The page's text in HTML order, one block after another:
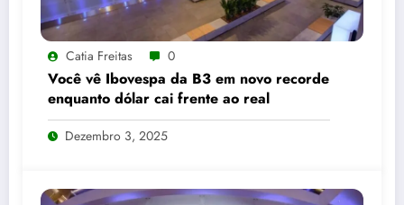
Catia Freitas 0
Você vê Ibovespa da B3 em novo recorde
enquanto dólar cai frente ao real
Dezembro 3, 2025